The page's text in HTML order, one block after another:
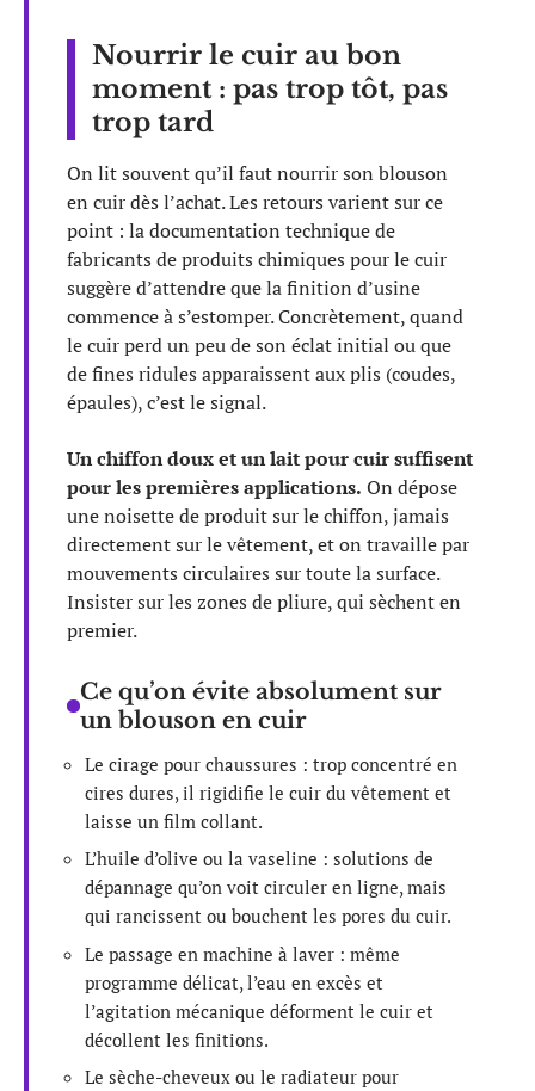
Nourrir le cuir au bon
moment : pas trop tôt, pas
trop tard
On lit souvent qu’il faut nourrir son blouson
en cuir dès l’achat. Les retours varient sur ce
point : la documentation technique de
fabricants de produits chimiques pour le cuir
suggère d’attendre que la finition d’usine
commence à s’estomper. Concrètement, quand
le cuir perd un peu de son éclat initial ou que
de fines ridules apparaissent aux plis (coudes,
épaules), c’est le signal.
Un chiffon doux et un lait pour cuir suffisent
pour les premières applications. On dépose
une noisette de produit sur le chiffon, jamais
directement sur le vêtement, et on travaille par
mouvements circulaires sur toute la surface.
Insister sur les zones de pliure, qui sèchent en
premier.
Ce qu’on évite absolument sur
un blouson en cuir
Le cirage pour chaussures : trop concentré en
cires dures, il rigidifie le cuir du vêtement et
laisse un film collant.
L’huile d’olive ou la vaseline : solutions de
dépannage qu’on voit circuler en ligne, mais
qui rancissent ou bouchent les pores du cuir.
Le passage en machine à laver : même
programme délicat, l’eau en excès et
l’agitation mécanique déforment le cuir et
décollent les finitions.
Le sèche-cheveux ou le radiateur pour